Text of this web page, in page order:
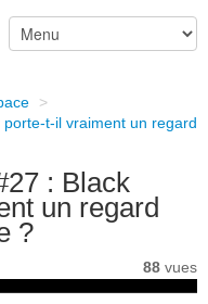
>
t-il vraiment un regard
: Black
un regard
?
88 vues